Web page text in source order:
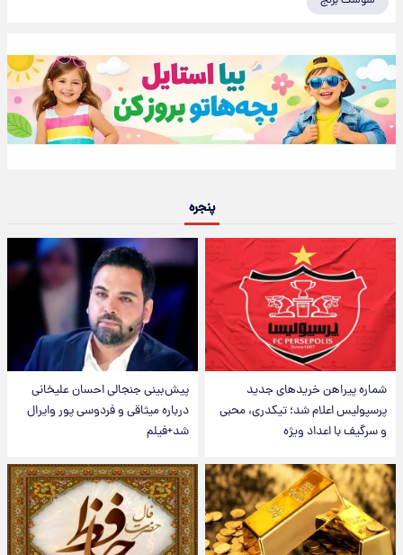
پنجره
شماره پیراهن خریدهای جدید
پرسپولیس اعلام شد؛ تیکدری، محبی
و سرگیف با اعداد ویژه
پیش‌بینی جنجالی احسان علیخانی
درباره میثاقی و فردوسی پور وایرال
شد+فیلم